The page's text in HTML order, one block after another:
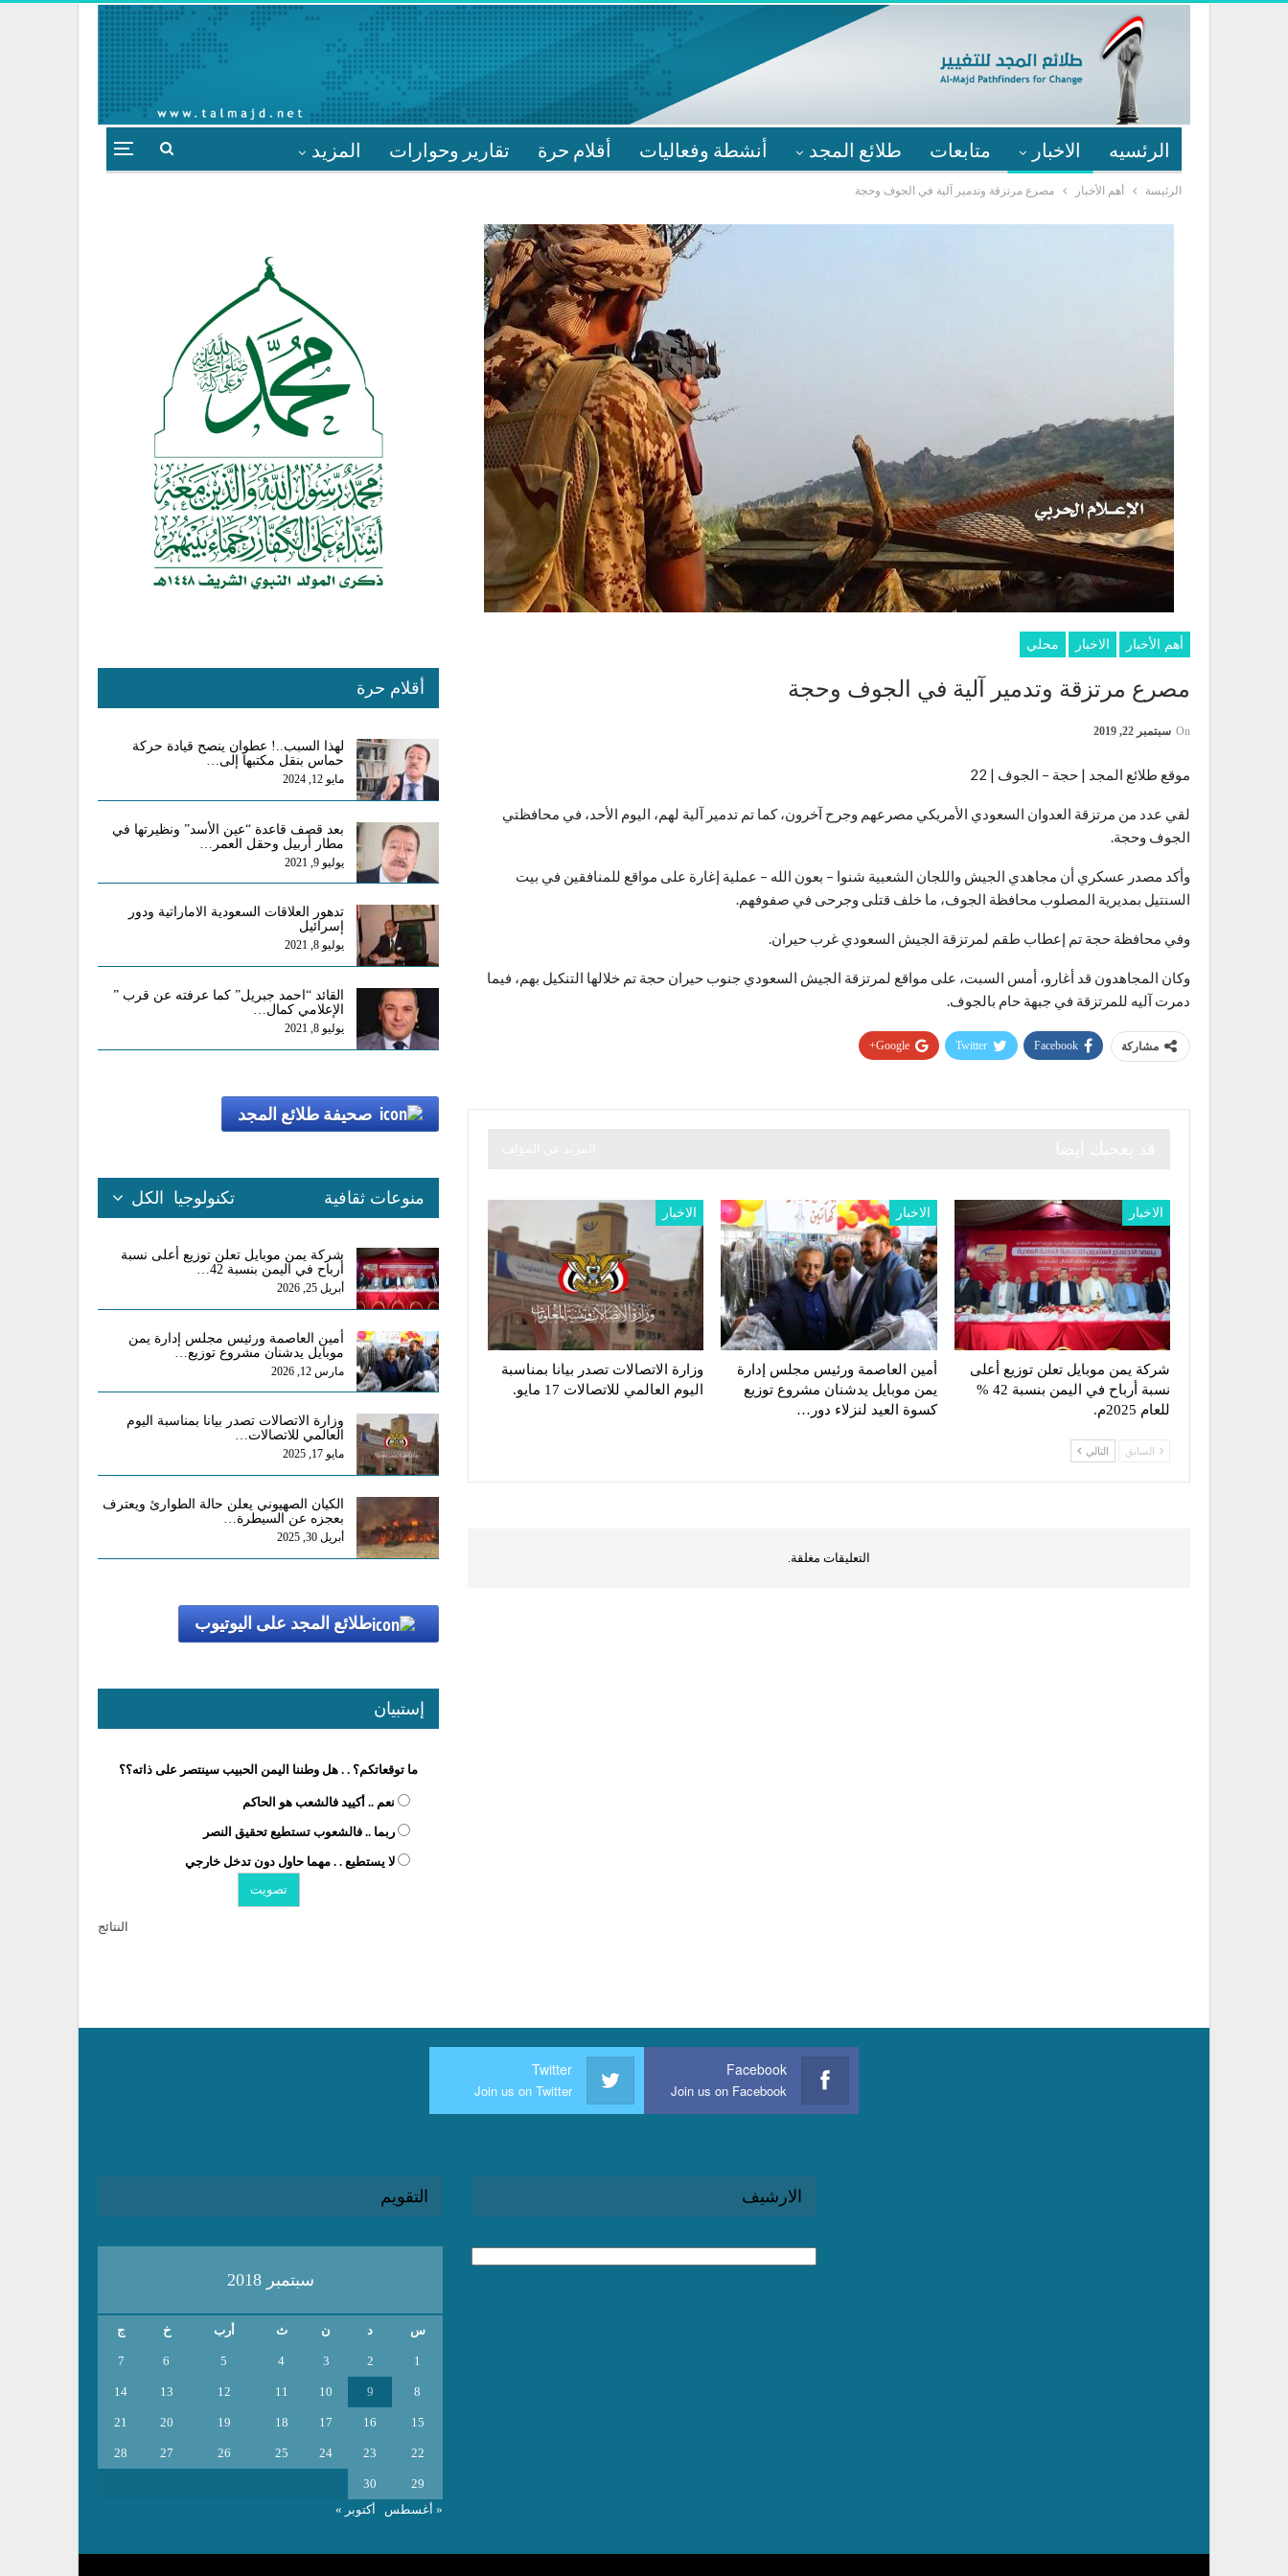
الرئسيه الاخبار متابعات طلائع المجد أنشطة وفعاليات أقلام حرة تقارير وحوارات المزيد
الرئيسة أهم الأخبار مصرع مرتزقة وتدمير آلية في الجوف وحجة
أهم الأخبار الاخبار محلي
مصرع مرتزقة وتدمير آلية في الجوف وحجة
On سبتمبر 22, 2019
موقع طلائع المجد | حجة – الجوف | 22
لقي عدد من مرتزقة العدوان السعودي الأمريكي مصرعهم وجرح آخرون، كما تم تدمير آلية لهم، اليوم الأحد، في محافظتي
الجوف وحجة.
وأكد مصدر عسكري أن مجاهدي الجيش واللجان الشعبية شنوا – بعون الله – عملية إغارة على مواقع للمنافقين في بيت
السنتيل بمديرية المصلوب محافظة الجوف، ما خلف قتلى وجرحى في صفوفهم.
وفي محافظة حجة تم إعطاب طقم لمرتزقة الجيش السعودي غرب حيران.
وكان المجاهدون قد أغارو، أمس السبت، على مواقع لمرتزقة الجيش السعودي جنوب حيران حجة تم خلالها التنكيل بهم، فيما
دمرت آليه للمرتزقة في جبهة حام بالجوف.
مشاركة Facebook
Twitter
Google+
الاخبار
شركة يمن موبايل تعلن توزيع أعلى
نسبة أرباح في اليمن بنسبة 42 %
للعام 2025م.
الاخبار
أمين العاصمة ورئيس مجلس إدارة
يمن موبايل يدشنان مشروع توزيع
كسوة العيد لنزلاء دور…
الاخبار
وزارة الاتصالات تصدر بيانا بمناسبة
اليوم العالمي للاتصالات 17 مايو.
السابق التالي
التعليقات مغلقة.
أقلام حرة
لهذا السبب..! عطوان ينصح قيادة حركة
حماس بنقل مكتبها إلى…
مايو 12, 2024
بعد قصف قاعدة “عين الأسد” ونظيرتها في
مطار أربيل وحقل العمر…
يوليو 9, 2021
تدهور العلاقات السعودية الاماراتية ودور
إسرائيل
يوليو 8, 2021
القائد “احمد جبريل” كما عرفته عن قرب ”
الإعلامي كمال…
يوليو 8, 2021
صحيفة طلائع المجد
الكل منوعات ثقافية تكنولوجيا
شركة يمن موبايل تعلن توزيع أعلى نسبة
أرباح في اليمن بنسبة 42…
أبريل 25, 2026
أمين العاصمة ورئيس مجلس إدارة يمن
موبايل يدشنان مشروع توزيع…
مارس 12, 2026
وزارة الاتصالات تصدر بيانا بمناسبة اليوم
العالمي للاتصالات…
مايو 17, 2025
الكيان الصهيوني يعلن حالة الطوارئ ويعترف
بعجزه عن السيطرة…
أبريل 30, 2025
طلائع المجد على اليوتيوب
إستبيان
ما توقعاتكم؟ . . هل وطننا اليمن الحبيب سينتصر على ذاته؟؟
نعم .. أكييد فالشعب هو الحاكم
ربما .. فالشعوب تستطيع تحقيق النصر
لا يستطيع . . مهما حاول دون تدخل خارجي
النتائج
Facebook
Join us on Facebook
Twitter
Join us on Twitter
الارشيف التقويم
سبتمبر 2018
س د ن ث أرب خ ج
1
2
3
4
5
6
7
8
9
10
11
12
13
14
15
16
17
18
19
20
21
22
23
24
25
26
27
28
29
30
« أغسطس
أكتوبر »